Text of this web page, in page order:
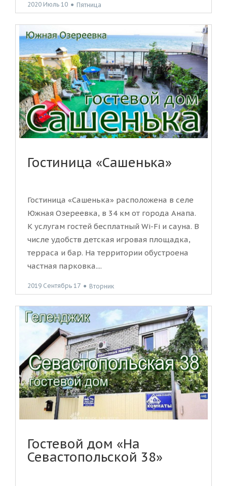
2020 Июль 10 ● Пятница
Гостиница «Сашенька»
Гостиница «Сашенька» расположена в селе
Южная Озереевка, в 34 км от города Анапа.
К услугам гостей бесплатный Wi-Fi и сауна. В
числе удобств детская игровая площадка,
терраса и бар. На территории обустроена
частная парковка....
2019 Сентябрь 17 ● Вторник
Гостевой дом «На
Севастопольской 38»